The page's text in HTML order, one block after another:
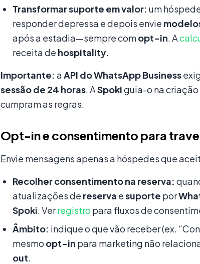
Transformar suporte em valor: um
responder depressa e depois envie
após a estadia—sempre comopt-in . A
receita de hospitality
Importante: a API do WhatsApp Business
sessão de 24 horas . ASpokiguia-o na criação
cumpram as regras.
Opt-in e consentimento para
Envie mensagens apenas a hóspedes que
Recolher consentimento na reserva:
atualizações de reserva esuporte por
Spoki . Verregistro para fluxos de
Âmbito: indique o que vão receber (ex.
mesmo opt-in para marketing não
out